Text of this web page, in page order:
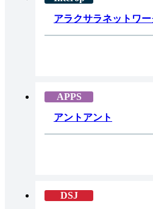
アラクサラネットワー
アントアント